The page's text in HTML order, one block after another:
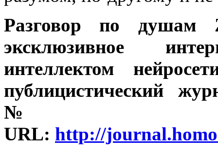
Разговор по душам
эксклюзивное
интеллектом
публицистический
№ 1
URL: http://